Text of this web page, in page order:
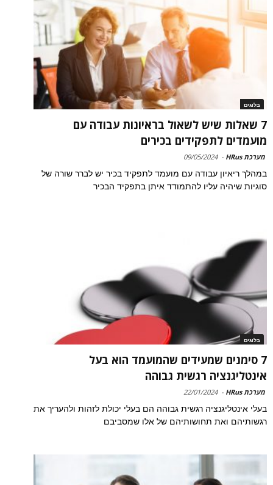
בלוגים
7 שאלות שיש לשאול בראיונות עבודה עם
מועמדים לתפקידים בכירים
מערכת HRus -
09/05/2024
במהלך ריאיון עבודה עם מועמד לתפקיד בכיר יש לברר שורה של
סוגיות שיהיה עליו להתמודד איתן בתפקיד הבכיר
בלוגים
7 סימנים שמעידים שהמועמד הוא בעל
אינטליגנציה רגשית גבוהה
מערכת HRus -
22/01/2024
בעלי אינטליגנציה רגשית גבוהה הם בעלי יכולת לזהות ולהעריך את
רגשותיהם ואת תחושותיהם של אלו שמסביבם